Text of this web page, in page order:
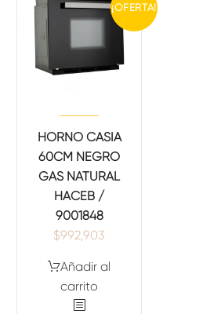
¡OFERTA!
HORNO CASIA
60CM NEGRO
GAS NATURAL
HACEB /
9001848
$992,903
Añadir al
carrito